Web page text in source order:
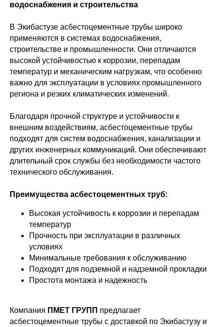
водоснабжения и строительства
В Экибастузе асбестоцементные трубы широко
применяются в системах водоснабжения,
строительстве и промышленности. Они отличаются
высокой устойчивостью к коррозии, перепадам
температур и механическим нагрузкам, что особенно
важно для эксплуатации в условиях промышленного
региона и резких климатических изменений.
Благодаря прочной структуре и устойчивости к
внешним воздействиям, асбестоцементные трубы
подходят для систем водоснабжения, канализации и
других инженерных коммуникаций. Они обеспечивают
длительный срок службы без необходимости частого
технического обслуживания.
Преимущества асбестоцементных труб:
Высокая устойчивость к коррозии и перепадам
температур
Прочность при эксплуатации в различных
условиях
Минимальные требования к обслуживанию
Подходят для подземной и надземной прокладки
Простота монтажа и надежность
Компания ПМЕТ ГРУПП предлагает
асбестоцементные трубы с доставкой по Экибастузу и